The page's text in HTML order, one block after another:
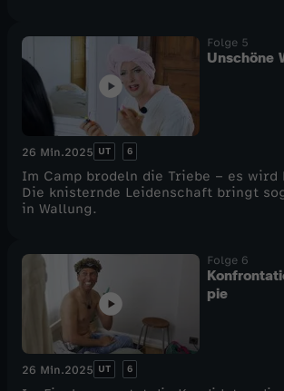
t
o
r
g
Folge 5
Unschöne
26 Min.2025 UT 6
Im Camp brodeln die Triebe – es wird
Die knisternde Leidenschaft bringt
in Wallung.
Folge 6
pie
26 Min.2025 UT 6